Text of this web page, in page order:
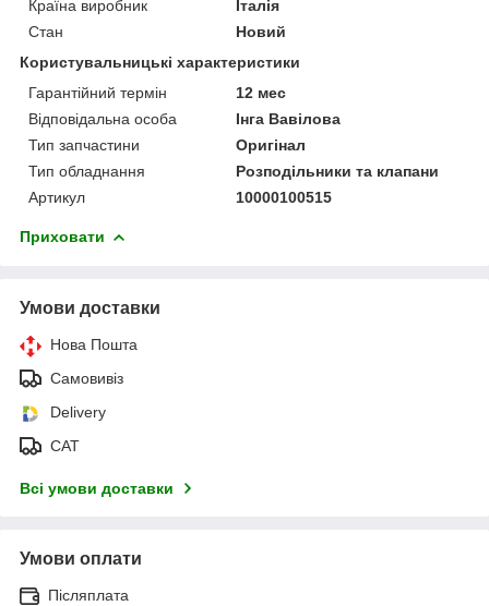
Країна виробник
Італія
Стан
Новий
Користувальницькі характеристики
Гарантійний термін
12 мес
Відповідальна особа
Інга Вавілова
Тип запчастини
Оригінал
Тип обладнання
Розподільники та клапани
Артикул
10000100515
Приховати
Умови доставки
Нова Пошта
Самовивіз
Delivery
САТ
Всі умови доставки
Умови оплати
Післяплата